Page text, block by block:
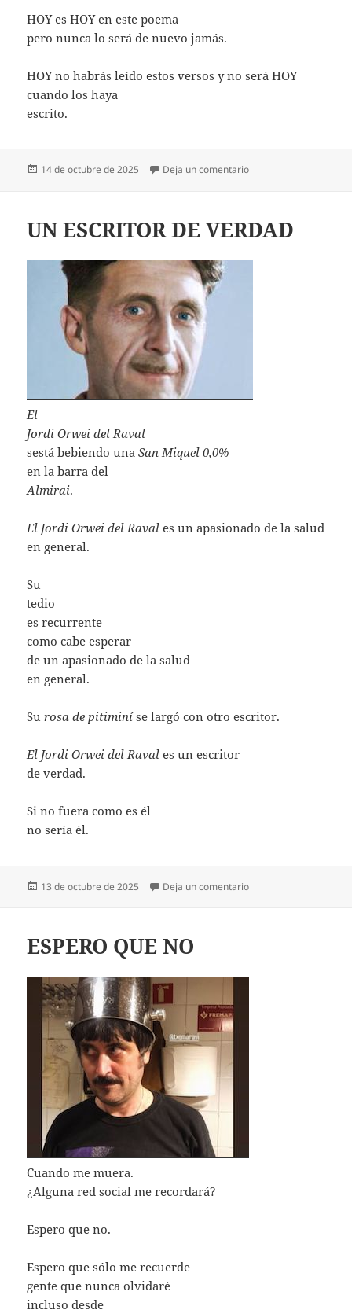
HOY es HOY en este poema
pero nunca lo será de nuevo jamás.
HOY no habrás leído estos versos y no será HOY
cuando los haya
escrito.
Publicado
14 de octubre de 2025 Deja un comentarioen ¿HOY, HOY, HOY?
UN ESCRITOR DE VERDAD
El
Jordi Orwei del Raval
sestá bebiendo unaSan Miquel 0,0%
en la barra del
Almirai.
El Jordi Orwei del Raval es un apasionado de la salud
en general.
Su
tedio
es recurrente
como cabe esperar
de un apasionado de la salud
en general.
Surosa de pitiminíse largó con otro escritor.
El Jordi Orwei del Raval es un escritor
de verdad.
Si no fuera como es él
no sería él.
Publicado
13 de octubre de 2025 Deja un comentarioen UN ESCRITOR DE
ESPERO QUE NO
Cuando me muera.
¿Alguna red social me recordará?
Espero que no.
Espero que sólo me recuerde
gente que nunca olvidaré
incluso desde